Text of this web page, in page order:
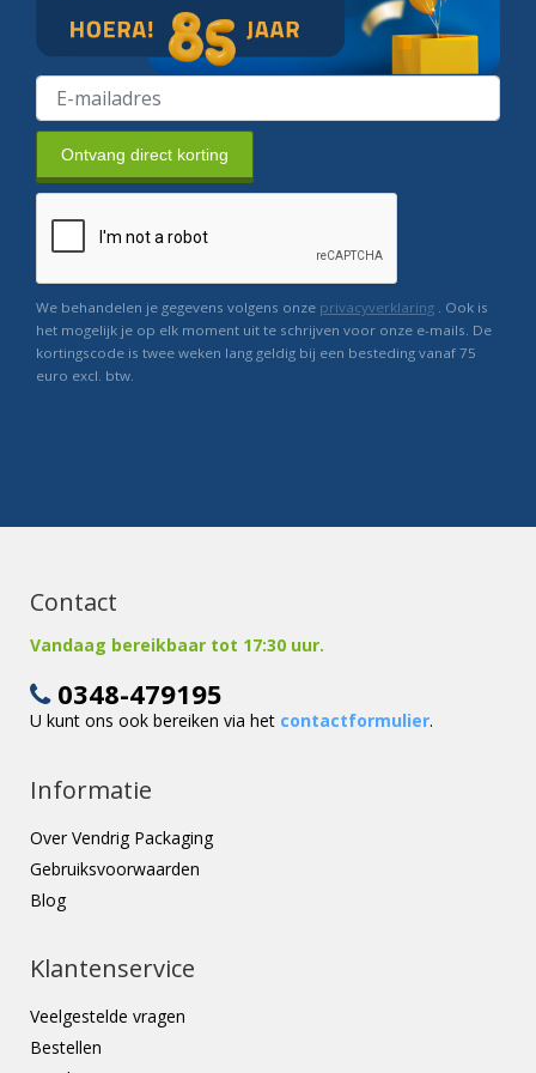
Ontvang direct korting
We behandelen je gegevens volgens onze privacyverklaring . Ook is
het mogelijk je op elk moment uit te schrijven voor onze e-mails. De
kortingscode is twee weken lang geldig bij een besteding vanaf 75
euro excl. btw.
Contact
Vandaag bereikbaar tot 17:30 uur.
0348-479195
U kunt ons ook bereiken via het contactformulier.
Informatie
Over Vendrig Packaging
Gebruiksvoorwaarden
Blog
Klantenservice
Veelgestelde vragen
Bestellen